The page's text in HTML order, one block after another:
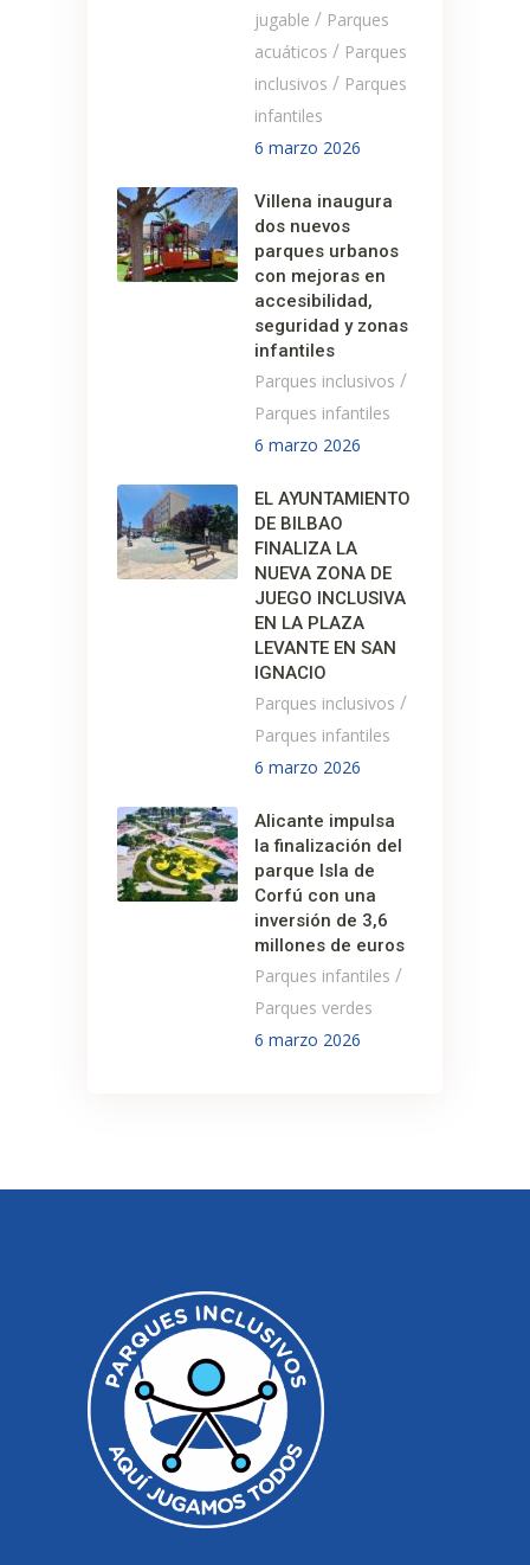
jugable / Parques
acuáticos / Parques
inclusivos / Parques
infantiles
6 marzo 2026
Villena inaugura
dos nuevos
parques urbanos
con mejoras en
accesibilidad,
seguridad y zonas
infantiles
Parques inclusivos /
Parques infantiles
6 marzo 2026
EL AYUNTAMIENTO
DE BILBAO
FINALIZA LA
NUEVA ZONA DE
JUEGO INCLUSIVA
EN LA PLAZA
LEVANTE EN SAN
IGNACIO
Parques inclusivos /
Parques infantiles
6 marzo 2026
Alicante impulsa
la finalización del
parque Isla de
Corfú con una
inversión de 3,6
millones de euros
Parques infantiles /
Parques verdes
6 marzo 2026